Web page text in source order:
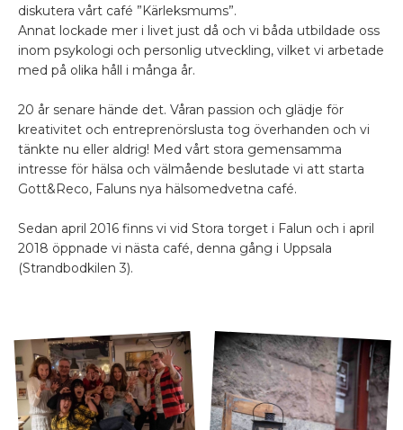
diskutera vårt café ”Kärleksmums”.
Annat lockade mer i livet just då och vi båda utbildade oss
inom psykologi och personlig utveckling, vilket vi arbetade
med på olika håll i många år.
20 år senare hände det. Våran passion och glädje för
kreativitet och entreprenörslusta tog överhanden och vi
tänkte nu eller aldrig! Med vårt stora gemensamma
intresse för hälsa och välmående beslutade vi att starta
Gott&Reco, Faluns nya hälsomedvetna café.
Sedan april 2016 finns vi vid Stora torget i Falun och i april
2018 öppnade vi nästa café, denna gång i Uppsala
(Strandbodkilen 3).